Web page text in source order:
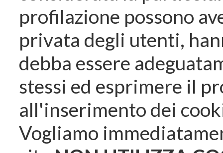
profilazione possono
privata degli utenti,
debba essere
stessi ed esprimere il
all'inserimento dei
Vogliamo